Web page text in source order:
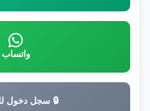
واتساب
🔒 سجل دخول